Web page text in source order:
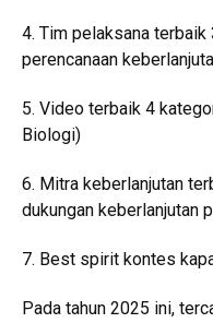
4. Tim pelaksana
perencanaan
5. Video terbaik 4
Biologi)
6. Mitra keberlanjutan
dukungan keberlanjutan
7. Best spirit kontes
Pada tahun 2025 ini,